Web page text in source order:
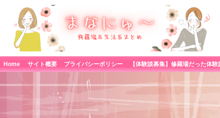
Home サイト概要 プライバシーポリシー